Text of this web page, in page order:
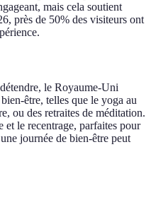
mais cela soutient
près de 50% des visiteurs ont
le Royaume-Uni
être, telles que le yoga au
ou des retraites de méditation.
et le recentrage, parfaites pour
journée de bien-être peut